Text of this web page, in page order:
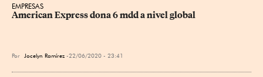
EMPRESAS
American Express dona 6 mdd a nivel global
Por Jocelyn Ramírez 22/06/2020 - 23:41